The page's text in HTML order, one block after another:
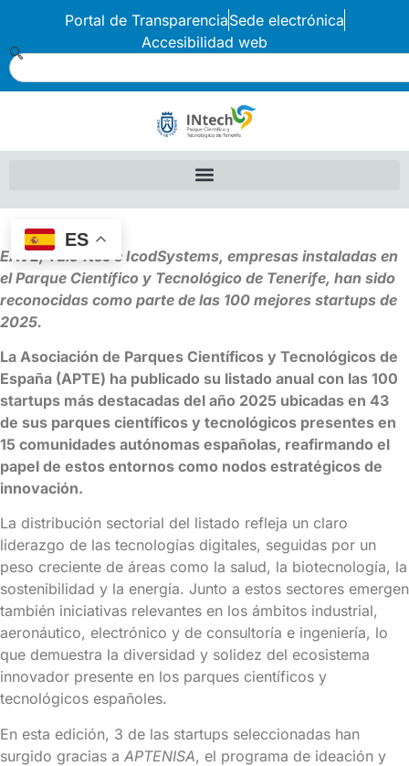
Portal de TransparenciaSede electrónica
Accesibilidad web
ES
EAVE, Talo4tec e IcodSystems, empresas instaladas en
el Parque Científico y Tecnológico de Tenerife, han sido
reconocidas como parte de las 100 mejores startups de
2025.
La Asociación de Parques Científicos y Tecnológicos de
España (APTE) ha publicado su listado anual con las 100
startups más destacadas del año 2025 ubicadas en 43
de sus parques científicos y tecnológicos presentes en
15 comunidades autónomas españolas, reafirmando el
papel de estos entornos como nodos estratégicos de
innovación.
La distribución sectorial del listado refleja un claro
liderazgo de las tecnologías digitales, seguidas por un
peso creciente de áreas como la salud, la biotecnología, la
sostenibilidad y la energía. Junto a estos sectores emergen
también iniciativas relevantes en los ámbitos industrial,
aeronáutico, electrónico y de consultoría e ingeniería, lo
que demuestra la diversidad y solidez del ecosistema
innovador presente en los parques científicos y
tecnológicos españoles.
En esta edición, 3 de las startups seleccionadas han
surgido gracias a APTENISA, el programa de ideación y